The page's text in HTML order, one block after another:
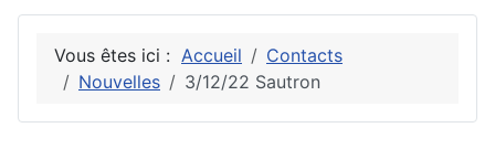
Vous êtes ici : Accueil
Contacts
Nouvelles
3/12/22 Sautron